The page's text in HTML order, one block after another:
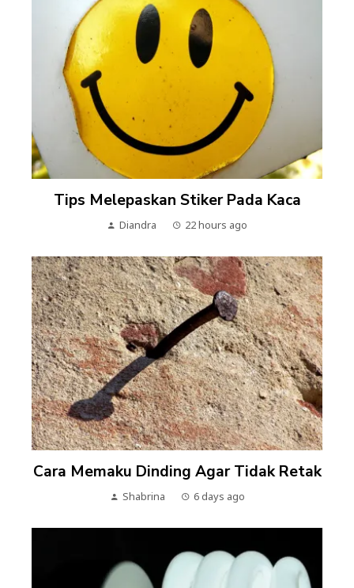
Tips Melepaskan Stiker Pada Kaca
Diandra 22 hours ago
Cara Memaku Dinding Agar Tidak Retak
Shabrina 6 days ago